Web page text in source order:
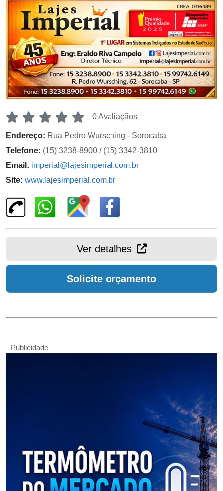
0 Avaliaçãos
Endereço: Rua Pedro Wursching - Sorocaba
Telefone: (15) 3238-8900 / (15) 3342-3810
Email: imperial@lajesimperial.com.br
Site: www.lajesimperial.com.br
Ver detalhes
Solicite orçamento
Publicidade